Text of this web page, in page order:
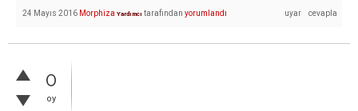
24 Mayıs 2016 Morphiza Yardımcı tarafından yorumlandı
0
oy